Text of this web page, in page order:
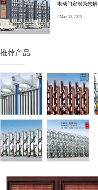
电动门定制为您解
Mar 30, 2020
推荐产品